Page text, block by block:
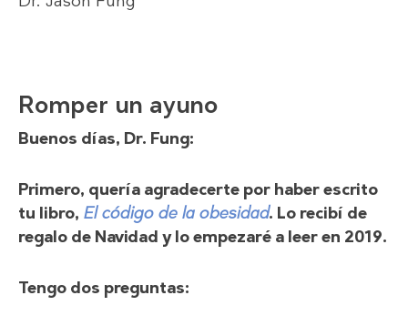
Romper un ayuno
Buenos días, Dr. Fung:
Primero, quería agradecerte por haber escrito
tu libro, El código de la obesidad. Lo recibí de
regalo de Navidad y lo empezaré a leer en 2019.
Tengo dos preguntas: